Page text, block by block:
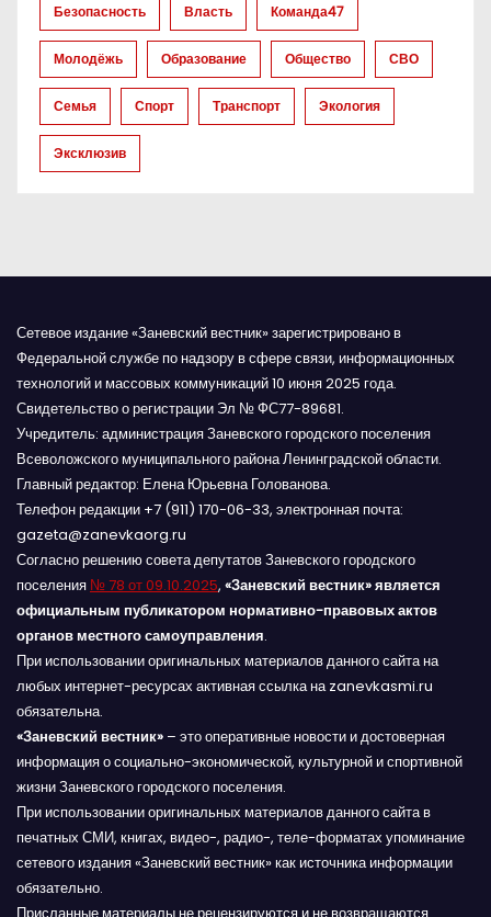
м
Безопасность Власть Команда47
Молодёжь Образование Общество СВО
Семья Спорт Транспорт Экология
Эксклюзив
Сетевое издание «Заневский вестник» зарегистрировано в
Федеральной службе по надзору в сфере связи, информационных
технологий и массовых коммуникаций 10 июня 2025 года.
Свидетельство о регистрации Эл № ФС77-89681.
Учредитель: администрация Заневского городского поселения
Всеволожского муниципального района Ленинградской области.
Главный редактор: Елена Юрьевна Голованова.
Телефон редакции +7 (911) 170-06-33, электронная почта:
gazeta@zanevkaorg.ru
Согласно решению совета депутатов Заневского городского
поселения № 78 от 09.10.2025, «Заневский вестник» является
официальным публикатором нормативно-правовых актов
органов местного самоуправления.
При использовании оригинальных материалов данного сайта на
любых интернет-ресурсах активная ссылка на zanevkasmi.ru
обязательна.
«Заневский вестник» – это оперативные новости и достоверная
информация о социально-экономической, культурной и спортивной
жизни Заневского городского поселения.
При использовании оригинальных материалов данного сайта в
печатных СМИ, книгах, видео-, радио-, теле-форматах упоминание
сетевого издания «Заневский вестник» как источника информации
обязательно.
Присланные материалы не рецензируются и не возвращаются.